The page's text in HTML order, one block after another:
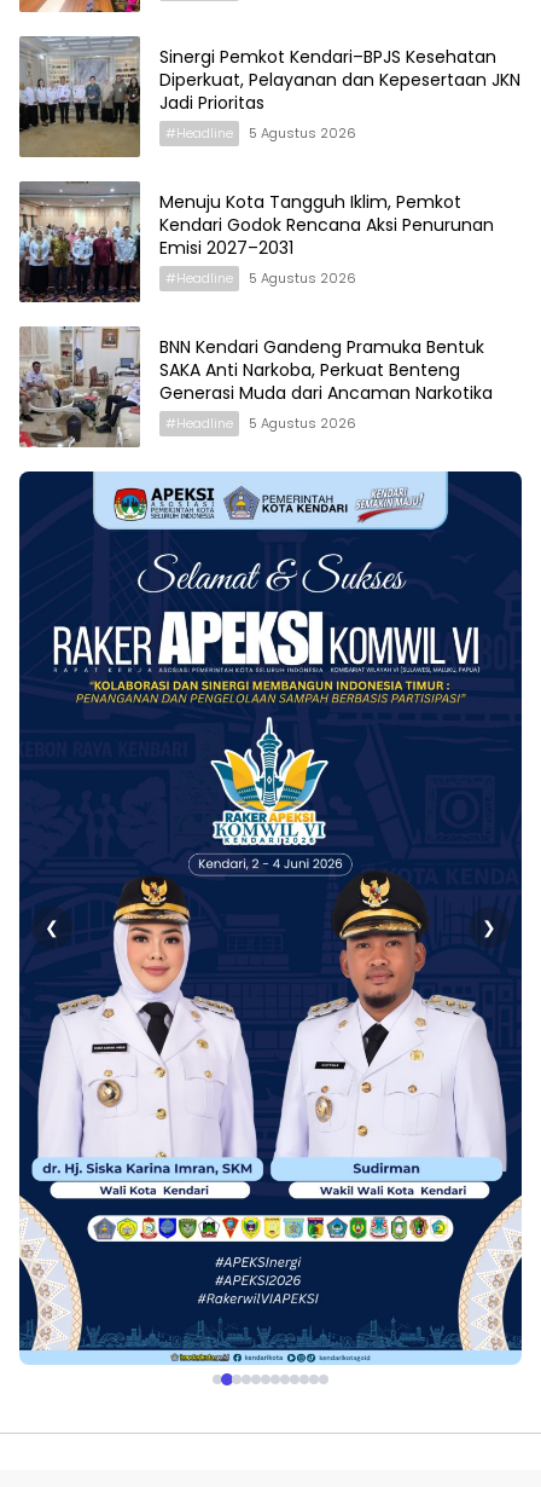
Sinergi Pemkot Kendari–BPJS Kesehatan
Diperkuat, Pelayanan dan Kepesertaan JKN
Jadi Prioritas
#Headline 5 Agustus 2026
Menuju Kota Tangguh Iklim, Pemkot
Kendari Godok Rencana Aksi Penurunan
Emisi 2027–2031
#Headline 5 Agustus 2026
BNN Kendari Gandeng Pramuka Bentuk
SAKA Anti Narkoba, Perkuat Benteng
Generasi Muda dari Ancaman Narkotika
#Headline 5 Agustus 2026
❮ ❯